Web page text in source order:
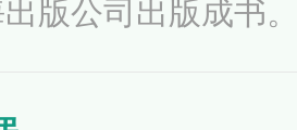
版公司出版成书
关在一幢小楼中